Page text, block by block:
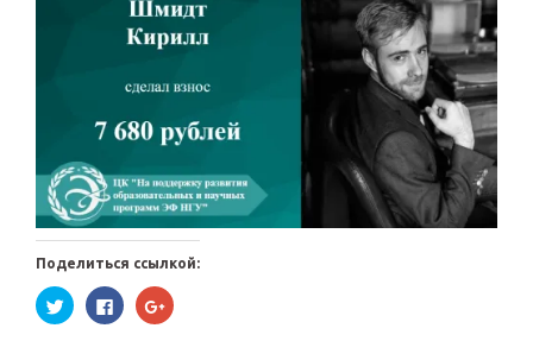
Поделиться ссылкой:
Нажмите,
чтобы
поделиться
Нажмите
здесь,
чтобы
Нажмите,
чтобы